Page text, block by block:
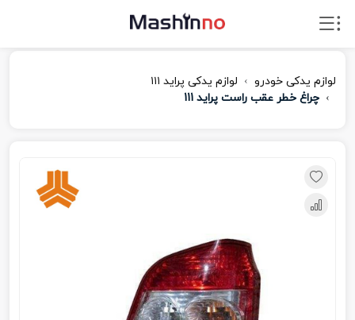
لوازم یدکی خودرو
لوازم یدکی پراید ۱۱۱
چراغ خطر عقب راست پراید 111